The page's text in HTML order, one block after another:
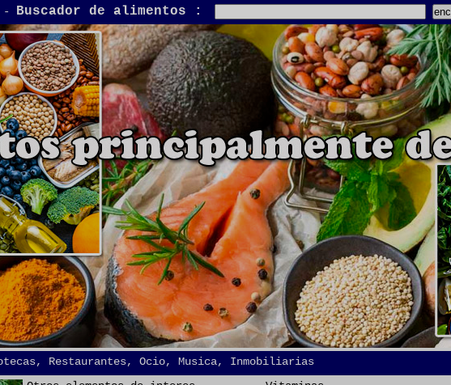
- Buscador de alimentos :
Restaurantes, Ocio, Musica, Inmobiliarias